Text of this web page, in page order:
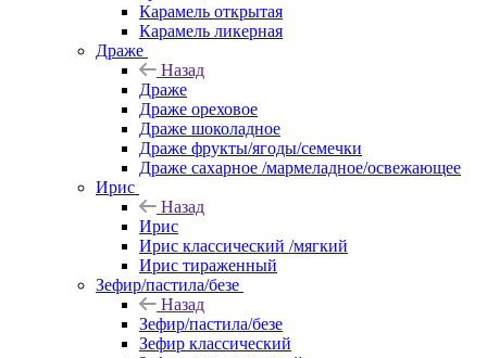
Карамель открытая
Карамель ликерная
Драже
Назад
Драже
Драже ореховое
Драже шоколадное
Драже фрукты/ягоды/семечки
Драже сахарное /мармеладное/освежающее
Ирис
Назад
Ирис
Ирис классический /мягкий
Ирис тираженный
Зефир/пастила/безе
Назад
Зефир/пастила/безе
Зефир классический